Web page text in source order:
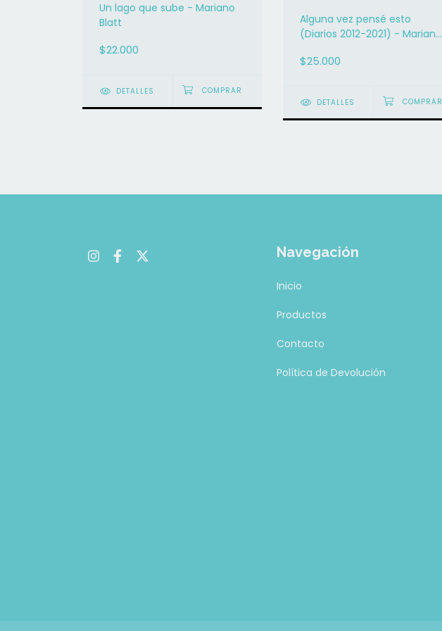
Un lago que sube - Mariano
Blatt
$22.000
DETALLES
Alguna vez pensé esto
(Diarios 2012-2021) - Mariano
$25.000
DETALLES
Navegación
Inicio
Productos
Contacto
Política de Devolución